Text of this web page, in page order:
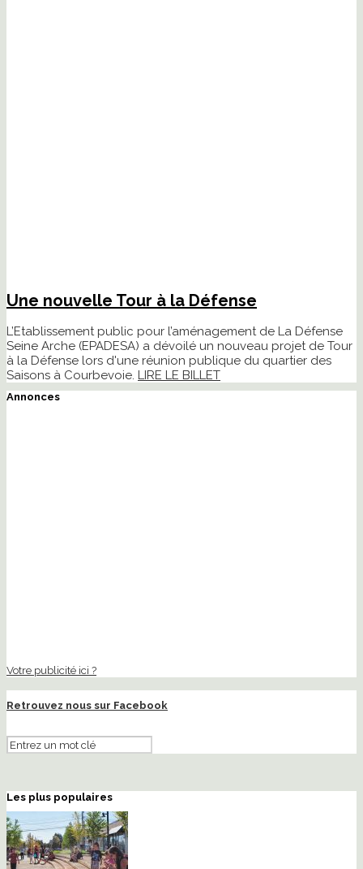
Une nouvelle Tour à la Défense
L’Etablissement public pour l’aménagement de La Défense
Seine Arche (EPADESA) a dévoilé un nouveau projet de Tour
à la Défense lors d'une réunion publique du quartier des
Saisons à Courbevoie. LIRE LE BILLET
Annonces
Votre publicité ici ?
Retrouvez nous sur Facebook
Les plus populaires